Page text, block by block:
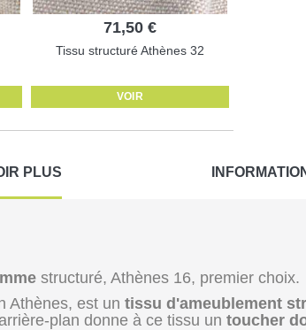
71,50 €
Tissu structuré Athènes 32
VOIR
PLUS
structuré, Athènes 16, premier choix.
Athènes, est un tissu d'ameublement
plan donne à ce tissu un toucher